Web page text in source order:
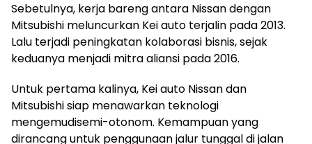
Sebetulnya, kerja bareng antara Nissan dengan
Mitsubishi meluncurkan Kei auto terjalin pada 2013.
Lalu terjadi peningkatan kolaborasi bisnis, sejak
keduanya menjadi mitra aliansi pada 2016.
Untuk pertama kalinya, Kei auto Nissan dan
Mitsubishi siap menawarkan teknologi
mengemudisemi-otonom. Kemampuan yang
dirancang untuk penggunaan jalur tunggal di jalan